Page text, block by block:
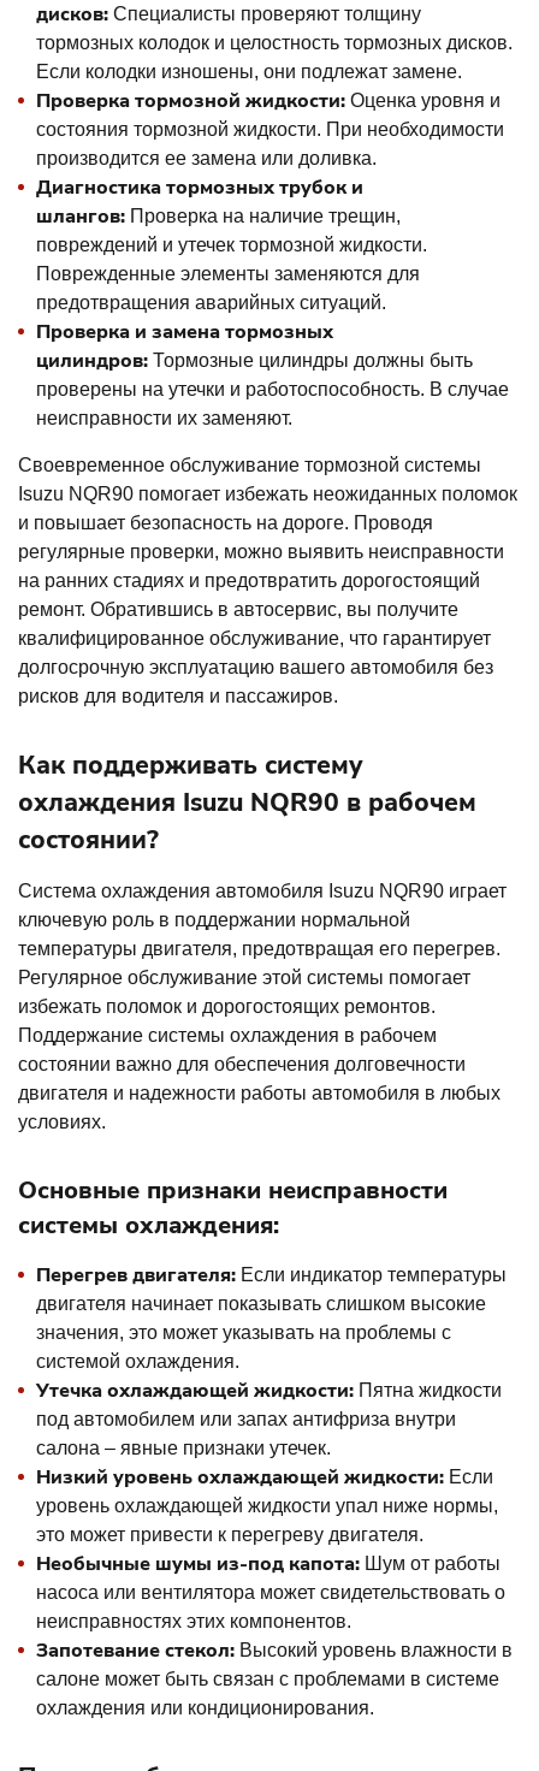
дисков: Специалисты проверяют толщину
тормозных колодок и целостность тормозных дисков.
Если колодки изношены, они подлежат замене.
Проверка тормозной жидкости: Оценка уровня и
состояния тормозной жидкости. При необходимости
производится ее замена или доливка.
Диагностика тормозных трубок и
шлангов: Проверка на наличие трещин,
повреждений и утечек тормозной жидкости.
Поврежденные элементы заменяются для
предотвращения аварийных ситуаций.
Проверка и замена тормозных
цилиндров: Тормозные цилиндры должны быть
проверены на утечки и работоспособность. В случае
неисправности их заменяют.
Своевременное обслуживание тормозной системы
Isuzu NQR90 помогает избежать неожиданных поломок
и повышает безопасность на дороге. Проводя
регулярные проверки, можно выявить неисправности
на ранних стадиях и предотвратить дорогостоящий
ремонт. Обратившись в автосервис, вы получите
квалифицированное обслуживание, что гарантирует
долгосрочную эксплуатацию вашего автомобиля без
рисков для водителя и пассажиров.
Как поддерживать систему
охлаждения Isuzu NQR90 в рабочем
состоянии?
Система охлаждения автомобиля Isuzu NQR90 играет
ключевую роль в поддержании нормальной
температуры двигателя, предотвращая его перегрев.
Регулярное обслуживание этой системы помогает
избежать поломок и дорогостоящих ремонтов.
Поддержание системы охлаждения в рабочем
состоянии важно для обеспечения долговечности
двигателя и надежности работы автомобиля в любых
условиях.
Основные признаки неисправности
системы охлаждения:
Перегрев двигателя: Если индикатор температуры
двигателя начинает показывать слишком высокие
значения, это может указывать на проблемы с
системой охлаждения.
Утечка охлаждающей жидкости: Пятна жидкости
под автомобилем или запах антифриза внутри
салона – явные признаки утечек.
Низкий уровень охлаждающей жидкости: Если
уровень охлаждающей жидкости упал ниже нормы,
это может привести к перегреву двигателя.
Необычные шумы из-под капота: Шум от работы
насоса или вентилятора может свидетельствовать о
неисправностях этих компонентов.
Запотевание стекол: Высокий уровень влажности в
салоне может быть связан с проблемами в системе
охлаждения или кондиционирования.